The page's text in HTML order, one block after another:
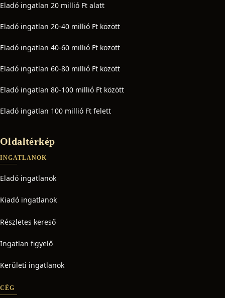
Eladó ingatlan 20 millió Ft alatt
Eladó ingatlan 20-40 millió Ft között
Eladó ingatlan 40-60 millió Ft között
Eladó ingatlan 60-80 millió Ft között
Eladó ingatlan 80-100 millió Ft között
Eladó ingatlan 100 millió Ft felett
Oldaltérkép
INGATLANOK
Eladó ingatlanok
Kiadó ingatlanok
Részletes kereső
Ingatlan figyelő
Kerületi ingatlanok
CÉG